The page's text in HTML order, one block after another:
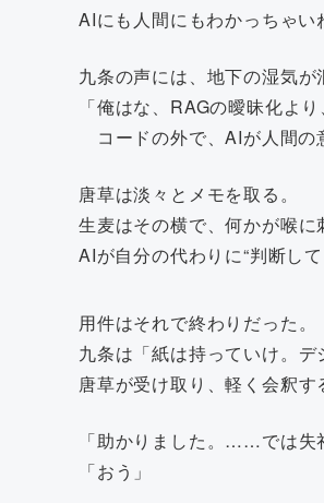
AIにも人間にもわかっちゃい
九条の声には、地下の湿気が
「俺はな、RAGの曖昧化よ
コードの外で、AIが人間の
唐草は淡々とメモを取る。
生麦はその横で、何かが喉に
AIが自分の代わりに“判断し
用件はそれで終わりだった。
九条は「紙は持っていけ。デ
唐草が受け取り、軽く会釈す
「助かりました。……では失
「おう」